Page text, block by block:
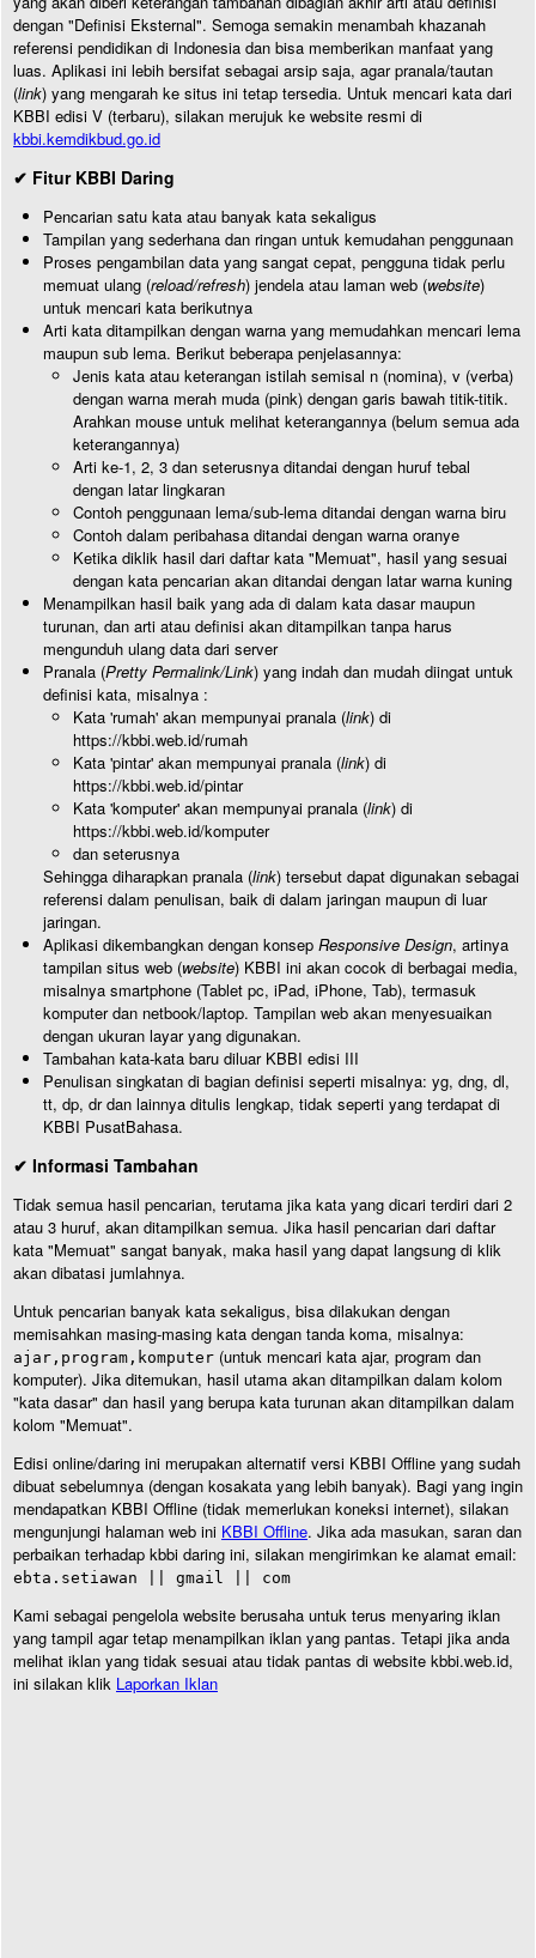
dengan "Definisi Eksternal". Semoga semakin menambah khazanah
referensi pendidikan di Indonesia dan bisa memberikan manfaat yang
luas. Aplikasi ini lebih bersifat sebagai arsip saja, agar pranala/tautan
(link) yang mengarah ke situs ini tetap tersedia. Untuk mencari kata dari
KBBI edisi V (terbaru), silakan merujuk ke website resmi di
kbbi.kemdikbud.go.id
✔ Fitur KBBI Daring
Pencarian satu kata atau banyak kata sekaligus
Tampilan yang sederhana dan ringan untuk kemudahan penggunaan
Proses pengambilan data yang sangat cepat, pengguna tidak perlu
memuat ulang (reload/refresh) jendela atau laman web (website)
untuk mencari kata berikutnya
Arti kata ditampilkan dengan warna yang memudahkan mencari lema
maupun sub lema. Berikut beberapa penjelasannya:
Jenis kata atau keterangan istilah semisal n (nomina), v (verba)
dengan warna merah muda (pink) dengan garis bawah titik-titik.
Arahkan mouse untuk melihat keterangannya (belum semua ada
keterangannya)
Arti ke-1, 2, 3 dan seterusnya ditandai dengan huruf tebal
dengan latar lingkaran
Contoh penggunaan lema/sub-lema ditandai dengan warna biru
Contoh dalam peribahasa ditandai dengan warna oranye
Ketika diklik hasil dari daftar kata "Memuat", hasil yang sesuai
dengan kata pencarian akan ditandai dengan latar warna kuning
Menampilkan hasil baik yang ada di dalam kata dasar maupun
turunan, dan arti atau definisi akan ditampilkan tanpa harus
mengunduh ulang data dari server
Pranala (Pretty Permalink/Link) yang indah dan mudah diingat untuk
definisi kata, misalnya :
Kata 'rumah' akan mempunyai pranala (link) di
https://kbbi.web.id/rumah
Kata 'pintar' akan mempunyai pranala (link) di
https://kbbi.web.id/pintar
Kata 'komputer' akan mempunyai pranala (link) di
https://kbbi.web.id/komputer
dan seterusnya
Sehingga diharapkan pranala (link) tersebut dapat digunakan sebagai
referensi dalam penulisan, baik di dalam jaringan maupun di luar
jaringan.
Aplikasi dikembangkan dengan konsep Responsive Design, artinya
tampilan situs web (website) KBBI ini akan cocok di berbagai media,
misalnya smartphone (Tablet pc, iPad, iPhone, Tab), termasuk
komputer dan netbook/laptop. Tampilan web akan menyesuaikan
dengan ukuran layar yang digunakan.
Tambahan kata-kata baru diluar KBBI edisi III
Penulisan singkatan di bagian definisi seperti misalnya: yg, dng, dl,
tt, dp, dr dan lainnya ditulis lengkap, tidak seperti yang terdapat di
KBBI PusatBahasa.
✔ Informasi Tambahan
Tidak semua hasil pencarian, terutama jika kata yang dicari terdiri dari 2
atau 3 huruf, akan ditampilkan semua. Jika hasil pencarian dari daftar
kata "Memuat" sangat banyak, maka hasil yang dapat langsung di klik
akan dibatasi jumlahnya.
Untuk pencarian banyak kata sekaligus, bisa dilakukan dengan
memisahkan masing-masing kata dengan tanda koma, misalnya:
ajar,program,komputer (untuk mencari kata ajar, program dan
komputer). Jika ditemukan, hasil utama akan ditampilkan dalam kolom
"kata dasar" dan hasil yang berupa kata turunan akan ditampilkan dalam
kolom "Memuat".
Edisi online/daring ini merupakan alternatif versi KBBI Offline yang sudah
dibuat sebelumnya (dengan kosakata yang lebih banyak). Bagi yang ingin
mendapatkan KBBI Offline (tidak memerlukan koneksi internet), silakan
mengunjungi halaman web ini KBBI Offline. Jika ada masukan, saran dan
perbaikan terhadap kbbi daring ini, silakan mengirimkan ke alamat email:
ebta.setiawan || gmail || com
Kami sebagai pengelola website berusaha untuk terus menyaring iklan
yang tampil agar tetap menampilkan iklan yang pantas. Tetapi jika anda
melihat iklan yang tidak sesuai atau tidak pantas di website kbbi.web.id,
ini silakan klik Laporkan Iklan